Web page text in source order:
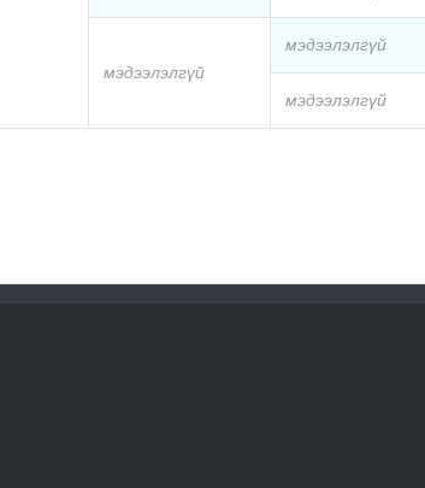
мэдээлэлгүй
мэдээлэлгүй
мэдээлэлгүй